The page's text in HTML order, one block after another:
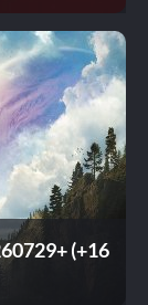
(+16